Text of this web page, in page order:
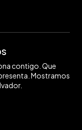
contigo. Que
Mostramos